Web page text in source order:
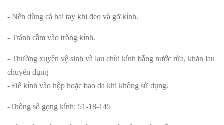
- Nên dùng cả hai tay khi đeo và gỡ kính.
- Tránh cầm vào tròng kính.
- Thường xuyên vệ sinh và lau chùi kính bằng nước rửa, khăn lau
chuyên dụng
- Để kính vào hộp hoặc bao da khi không sử dụng.
-Thông số gọng kính: 51-18-145